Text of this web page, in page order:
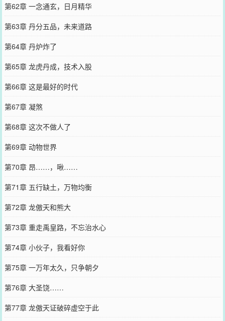
第62章 一念通玄，日月精华
第63章 丹分五品，未来道路
第64章 丹炉炸了
第65章 龙虎丹成，技术入股
第66章 这是最好的时代
第67章 凝煞
第68章 这次不做人了
第69章 动物世界
第70章 昂……，啾……
第71章 五行缺土，万物均衡
第72章 龙傲天和熊大
第73章 重走禹皇路，不忘治水心
第74章 小伙子，我看好你
第75章 一万年太久，只争朝夕
第76章 大圣饶……
第77章 龙傲天证破碎虚空于此